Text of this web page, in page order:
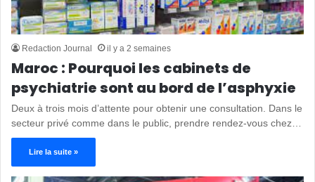
Redaction Journal il y a 2 semaines
Maroc : Pourquoi les cabinets de
psychiatrie sont au bord de l’asphyxie
Deux à trois mois d’attente pour obtenir une consultation. Dans le
secteur privé comme dans le public, prendre rendez-vous chez…
Lire la suite »